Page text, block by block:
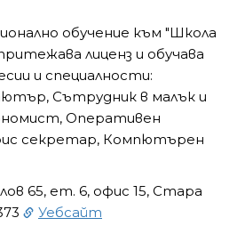
обучение към "Школа
лиценз и обучава
и специалности:
Сътрудник в малък и
Оперативен
секретар, Компютърен
65, ет. 6, офис 15, Стара
Уебсайт